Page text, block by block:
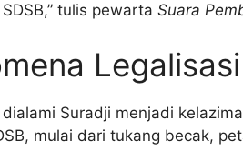
tulis pewarta Suara
Suradji menjadi
mulai dari tukang becak,